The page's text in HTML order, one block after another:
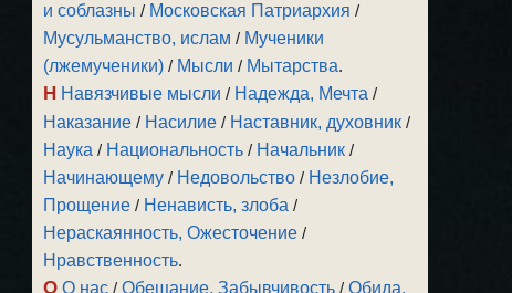
и соблазны / Московская Патриархия /
Мусульманство, ислам / Мученики
(лжемученики) / Мысли / Мытарства.
Н Навязчивые мысли / Надежда, Мечта /
Наказание / Насилие / Наставник, духовник /
Наука / Национальность / Начальник /
Начинающему / Недовольство / Незлобие,
Прощение / Ненависть, злоба /
Нераскаянность, Ожесточение /
Нравственность.
О О нас /Обещание, Забывчивость /Обида,